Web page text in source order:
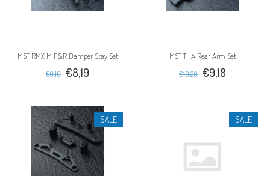
MST RMX M F&R Damper Stay Set
€9,10 €8,19
MST THA Rear Arm Set
€10,20 €9,18
SALE SALE